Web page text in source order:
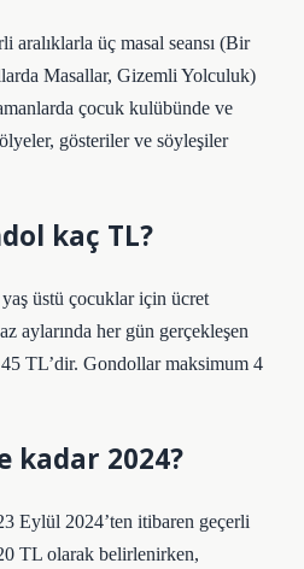
üç masal seansı (Bir
Masallar, Gizemli Yolculuk)
çocuk kulübünde ve
gösteriler ve söyleşiler
kaç TL?
üstü çocuklar için ücret
aylarında her gün gerçekleşen
TL’dir. Gondollar maksimum 4
kadar 2024?
Eylül 2024’ten itibaren geçerli
TL olarak belirlenirken,